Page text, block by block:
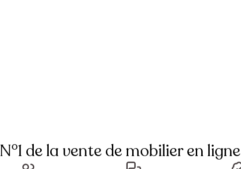
N°1 de la vente de mobilier en ligne